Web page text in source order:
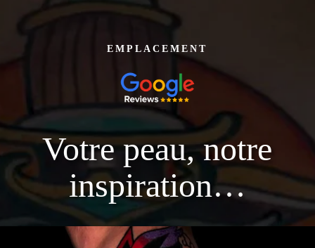
EMPLACEMENT
Votre peau, notre
inspiration…